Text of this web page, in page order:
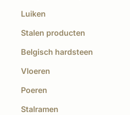
Luiken
Stalen producten
Belgisch hardsteen
Vloeren
Poeren
Stalramen